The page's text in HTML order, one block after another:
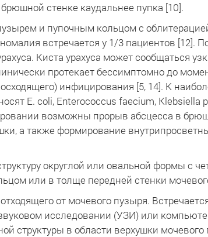
стенке каудальнее пупка [10].
и пупочным кольцом с
встречается у 1/3 пациентов [12].
Киста урахуса может сообщаться
протекает бессимптомно до
инфицирования [5, 14]. К
E. coli, Enterococcus faecium, Klebsiella
возможны прорыв абсцесса в
а также формирование
округлой или овальной формы с
или в толще передней стенки
от мочевого пузыря.
исследовании (УЗИ) или
структуры в области верхушки мочевого